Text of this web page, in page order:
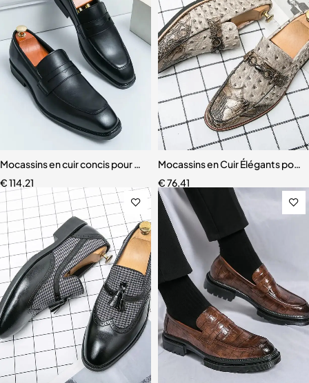
Mocassins en cuir concis pour hommes
€114,21
Mocassins en Cuir Élégants pour
€76,41